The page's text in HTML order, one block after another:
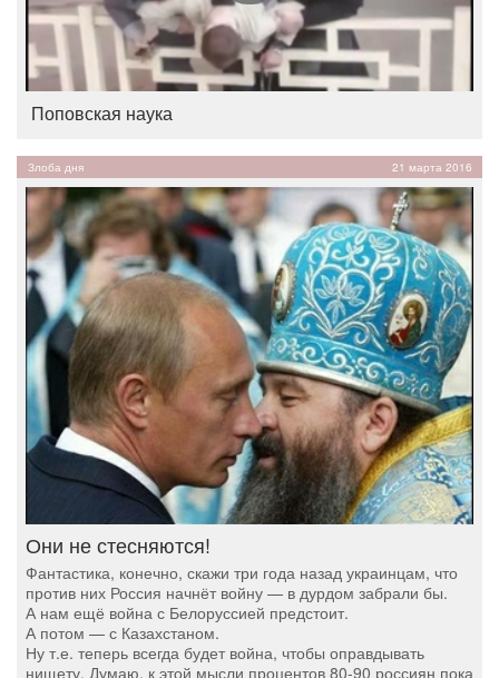
Поповская наука
Злоба дня 21 марта 2016
Они не стесняются!
Фантастика, конечно, скажи три года назад украинцам, что
против них Россия начнёт войну — в дурдом забрали бы.
А нам ещё война с Белоруссией предстоит.
А потом — с Казахстаном.
Ну т.е. теперь всегда будет война, чтобы оправдывать
нищету. Думаю, к этой мысли процентов 80-90 россиян пока